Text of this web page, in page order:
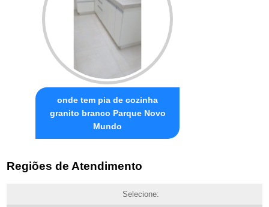
onde tem pia de cozinha
granito branco Parque Novo
Mundo
Regiões de Atendimento
Selecione: